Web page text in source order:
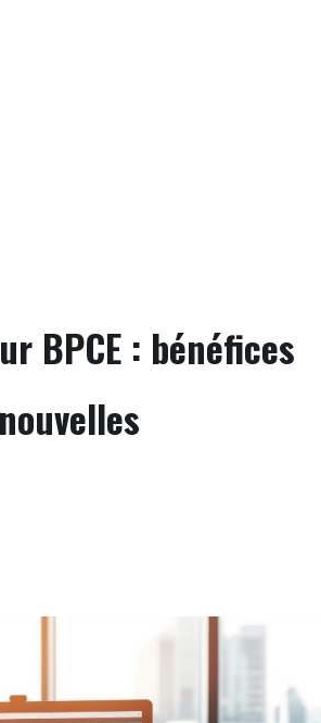
BPCE : bénéfices